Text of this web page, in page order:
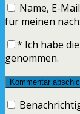
Name, E-
für meinen
* Ich habe die
genommen.